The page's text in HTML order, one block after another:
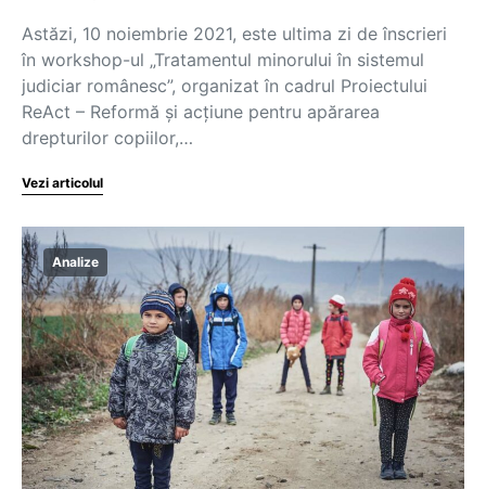
Astăzi, 10 noiembrie 2021, este ultima zi de înscrieri
în workshop-ul „Tratamentul minorului în sistemul
judiciar românesc”, organizat în cadrul Proiectului
ReAct – Reformă și acțiune pentru apărarea
drepturilor copiilor,…
Vezi articolul
Analize